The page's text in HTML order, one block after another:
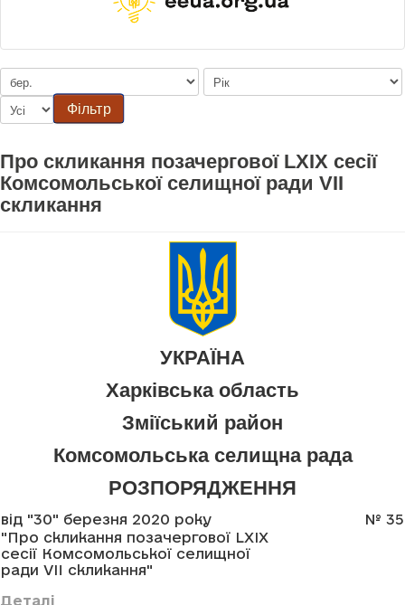
Фільтр
Про скликання позачергової LXIX сесії
Комсомольської селищної ради VII
скликання
УКРАЇНА
Харківська область
Зміїський район
Комсомольська селищна рада
РОЗПОРЯДЖЕННЯ
від "30" березня 2020 року
№ 35
"Про скликання позачергової LXIX
сесії Комсомольської селищної
ради VII скликання"
Деталі